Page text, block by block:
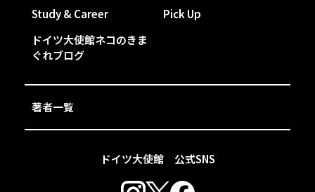
ドイツ大使館 公式SNS
Study & Career
Pick Up
ドイツ大使館ネコのきま
ぐれブログ
著者一覧